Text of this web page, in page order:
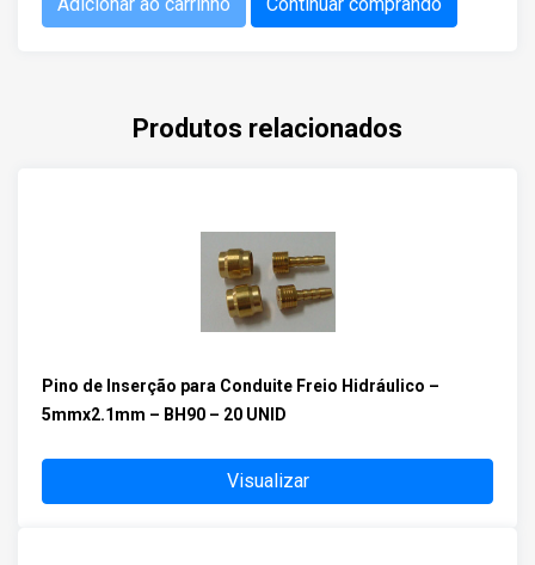
Adicionar ao carrinho Continuar comprando
Produtos relacionados
Pino de Inserção para Conduite Freio Hidráulico –
5mmx2.1mm – BH90 – 20 UNID
Visualizar